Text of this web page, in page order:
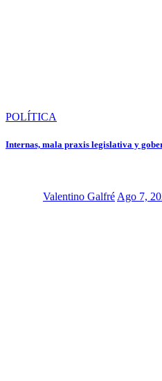
POLÍTICA
Internas, mala praxis legislativa y
Valentino Galfré Ago 7,